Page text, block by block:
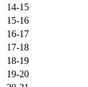
14-15
15-16
16-17
17-18
18-19
19-20